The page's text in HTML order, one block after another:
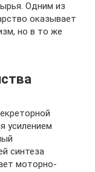
Одним из
оказывает
но в то же
усилением
синтеза
моторно-